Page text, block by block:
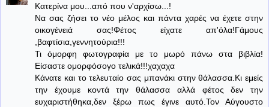
Κατερίνα μου...από που ν'αρχίσω...!
Να σας ζήσει το νέο μέλος και πάντα χαρές να έχετε στην
οικογένειά σας!Φέτος είχατε απ'όλα!Γάμους
,βαφτίσια,γεννητούρια!!!
Τι όμορφη φωτογραφία με το μωρό πάνω στα βιβλία!
Είσαστε ομορφόσογο τελικά!!!χαχαχα
Κάνατε και το τελευταίο σας μπανάκι στην θάλασσα.Κι εμείς
την έχουμε κοντά την θάλασσα αλλά φέτος δεν την
ευχαριστήθηκα,δεν ξέρω πως έγινε αυτό.Τον Αύγουστο